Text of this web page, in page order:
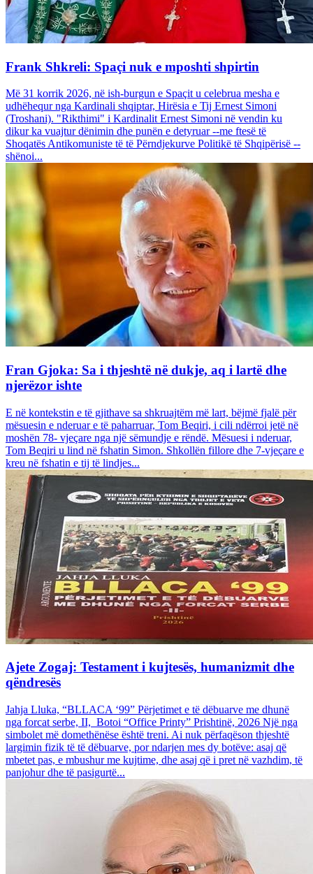
Frank Shkreli: Spaçi nuk e mposhti shpirtin
Më 31 korrik 2026, në ish-burgun e Spaçit u celebrua mesha e
udhëhequr nga Kardinali shqiptar, Hirësia e Tij Ernest Simoni
(Troshani). "Rikthimi" i Kardinalit Ernest Simoni në vendin ku
dikur ka vuajtur dënimin dhe punën e detyruar --me ftesë të
Shoqatës Antikomuniste të të Përndjekurve Politikë të Shqipërisë --
shënoi...
Fran Gjoka: Sa i thjeshtë në dukje, aq i lartë dhe
njerëzor ishte
E në kontekstin e të gjithave sa shkruajtëm më lart, bëjmë fjalë për
mësuesin e nderuar e të paharruar, Tom Beqiri, i cili ndërroi jetë në
moshën 78- vjeçare nga një sëmundje e rëndë. Mësuesi i nderuar,
Tom Beqiri u lind në fshatin Simon. Shkollën fillore dhe 7-vjeçare e
kreu në fshatin e tij të lindjes...
Ajete Zogaj: Testament i kujtesës, humanizmit dhe
qëndresës
Jahja Lluka, “BLLACA ‘99” Përjetimet e të dëbuarve me dhunë
nga forcat serbe, II, Botoi “Office Printy” Prishtinë, 2026 Një nga
simbolet më domethënëse është treni. Ai nuk përfaqëson thjeshtë
largimin fizik të të dëbuarve, por ndarjen mes dy botëve: asaj që
mbetet pas, e mbushur me kujtime, dhe asaj që i pret në vazhdim, të
panjohur dhe të pasigurtë...